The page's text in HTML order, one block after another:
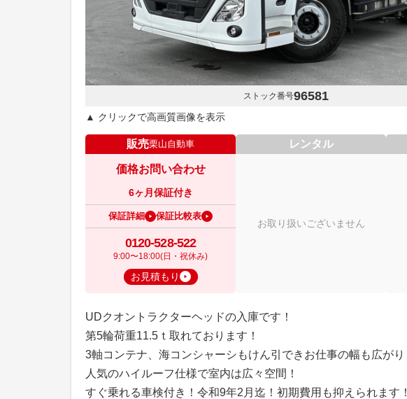
ストック番号96581
▲ クリックで高画質画像を表示
販売栗山自動車
価格お問い合わせ
6ヶ月保証付き
保証詳細 保証比較表
0120-528-522
9:00〜18:00(日・祝休み)
お見積もり
レンタル
お取り扱いございません
UDクオントラクターヘッドの入庫です！
第5輪荷重11.5ｔ取れております！
3軸コンテナ、海コンシャーシもけん引できお仕事の幅も広がり
人気のハイルーフ仕様で室内は広々空間！
すぐ乗れる車検付き！令和9年2月迄！初期費用も抑えられます！